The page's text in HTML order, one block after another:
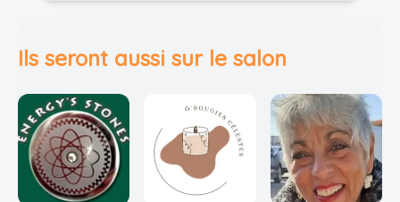
Ils seront aussi sur le salon